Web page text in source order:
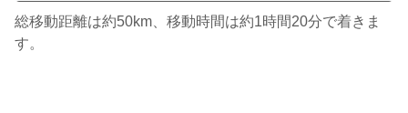
総移動距離は約50km、移動時間は約1時間20分で着きま
す。